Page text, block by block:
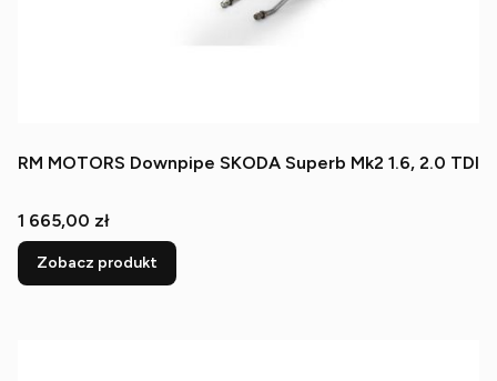
RM MOTORS Downpipe SKODA Superb Mk2 1.6, 2.0 TDI
Cena
1 665,00 zł
Zobacz produkt